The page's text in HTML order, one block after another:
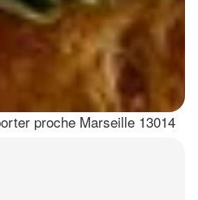
proche Marseille 13014